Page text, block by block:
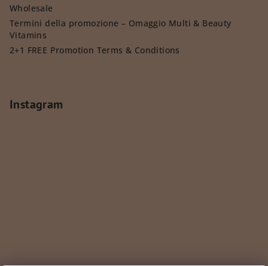
Wholesale
Termini della promozione – Omaggio Multi & Beauty
Vitamins
2+1 FREE Promotion Terms & Conditions
Instagram